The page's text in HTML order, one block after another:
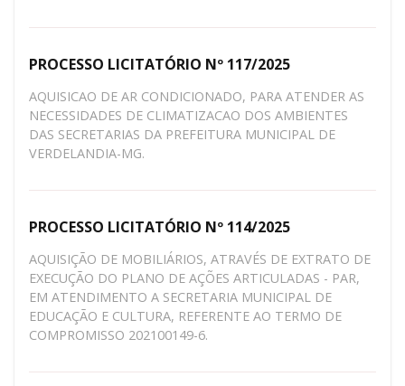
PROCESSO LICITATÓRIO Nº 117/2025
AQUISICAO DE AR CONDICIONADO, PARA ATENDER AS
NECESSIDADES DE CLIMATIZACAO DOS AMBIENTES
DAS SECRETARIAS DA PREFEITURA MUNICIPAL DE
VERDELANDIA-MG.
PROCESSO LICITATÓRIO Nº 114/2025
AQUISIÇÃO DE MOBILIÁRIOS, ATRAVÉS DE EXTRATO DE
EXECUÇÃO DO PLANO DE AÇÕES ARTICULADAS - PAR,
EM ATENDIMENTO A SECRETARIA MUNICIPAL DE
EDUCAÇÃO E CULTURA, REFERENTE AO TERMO DE
COMPROMISSO 202100149-6.